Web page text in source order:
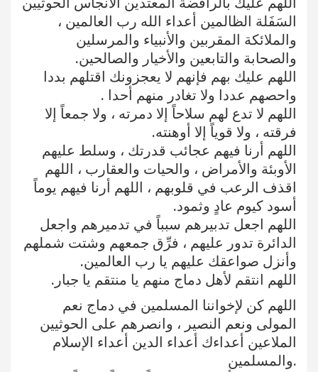
السَفَلة الظالمين أعداء الله رب العالمين ،
والملائكة المقربين والأنبياء والمرسلين
والصحابة والتابعين والأخيار والصالحين.
اللهم عليك بهم فإنهم لا يعجزونك اقتلهم بددا
واحصهم عددا ولا تغادر منهم أحدا .
اللهم لا تدع لهم سلاحاً إلا دمرته ، ولا جمعاً إلا
فرقته ، ولا قوياً إلا أوهنته.
اللهم أرنا فيهم عجائب قدرتك ، وسلط عليهم
الأوبئة والأمراض ، والحيات والعقارب ، اللهم
اقذف الرعب في قلوبهم ، اللهم أرنا فيهم يوماً
أسود كيوم عادٍ وثمود.
اللهم اجعل تدبيرهم سبباً في تدميرهم واجعل
الدائرة تدور عليهم ، فرِّق جمعهم وشتت شملهم
وأنزل صواعقك عليهم يا رب العالمين.
اللهم انتقم لأهل دماج منهم يا منتقم يا جبار.
اللهم كن لإخواننا المسلمين في دماج نعم
المولى ونعم النصير ، وانصرهم على الحوثيين
الملاعين أعداءك أعداء الدين أعداء الإسلام
والمسلمين.